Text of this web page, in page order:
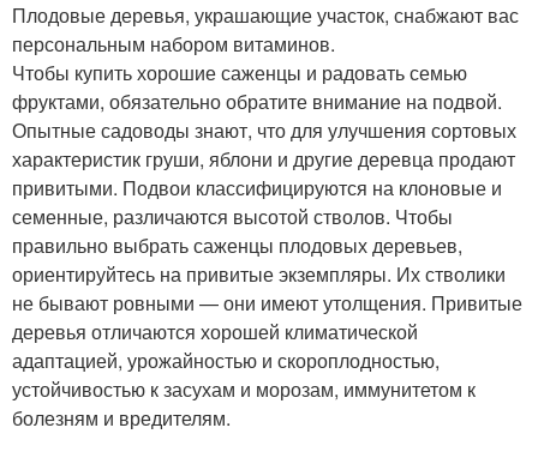
Плодовые деревья, украшающие участок, снабжают вас
персональным набором витаминов.
Чтобы купить хорошие саженцы и радовать семью
фруктами, обязательно обратите внимание на подвой.
Опытные садоводы знают, что для улучшения сортовых
характеристик груши, яблони и другие деревца продают
привитыми. Подвои классифицируются на клоновые и
семенные, различаются высотой стволов. Чтобы
правильно выбрать саженцы плодовых деревьев,
ориентируйтесь на привитые экземпляры. Их стволики
не бывают ровными — они имеют утолщения. Привитые
деревья отличаются хорошей климатической
адаптацией, урожайностью и скороплодностью,
устойчивостью к засухам и морозам, иммунитетом к
болезням и вредителям.